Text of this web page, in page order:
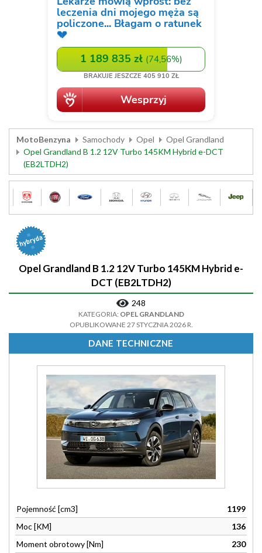
MotoBenzyna Samochody Opel
Opel Grandland
Opel Grandland B 1.2 12V Turbo 145KM Hybrid e-DCT
(EB2LTDH2)
Opel Grandland B 1.2 12V Turbo 145KM Hybrid e-
DCT (EB2LTDH2)
248
KATEGORIA: OPEL GRANDLAND
OPUBLIKOWANE 27 STYCZNIA 2026 R.
DANE TECHNICZNE
Pojemność [cm3]
1199
Moc [KM]
136
Moment obrotowy [Nm]
230